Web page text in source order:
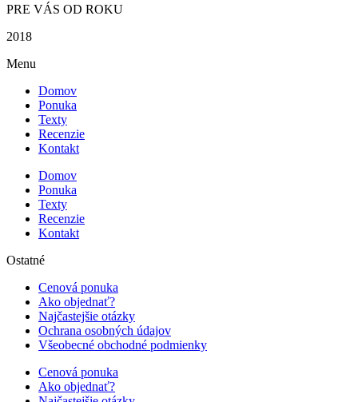
PRE VÁS OD ROKU
2018
Menu
Domov
Ponuka
Texty
Recenzie
Kontakt
Domov
Ponuka
Texty
Recenzie
Kontakt
Ostatné
Cenová ponuka
Ako objednať?
Najčastejšie otázky
Ochrana osobných údajov
Všeobecné obchodné podmienky
Cenová ponuka
Ako objednať?